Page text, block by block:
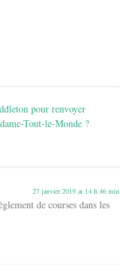
pour renvoyer
Tout-le-Monde ?
27 janvier 2019 at 14 h 46 min
de courses dans les